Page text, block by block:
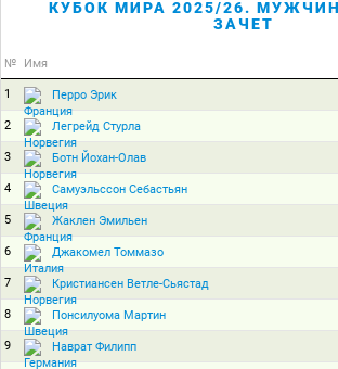
КУБОК МИРА 2025/26.
ЗАЧЕТ
№ Имя
1 Перро Эрик
2 Легрейд Стурла
3 Ботн Йохан-Олав
4 Самуэльссон Себастьян
5 Жаклен Эмильен
6 Джакомел Томмазо
7 Кристиансен Ветле-Сьястад
8 Понсилуома Мартин
9 Наврат Филипп